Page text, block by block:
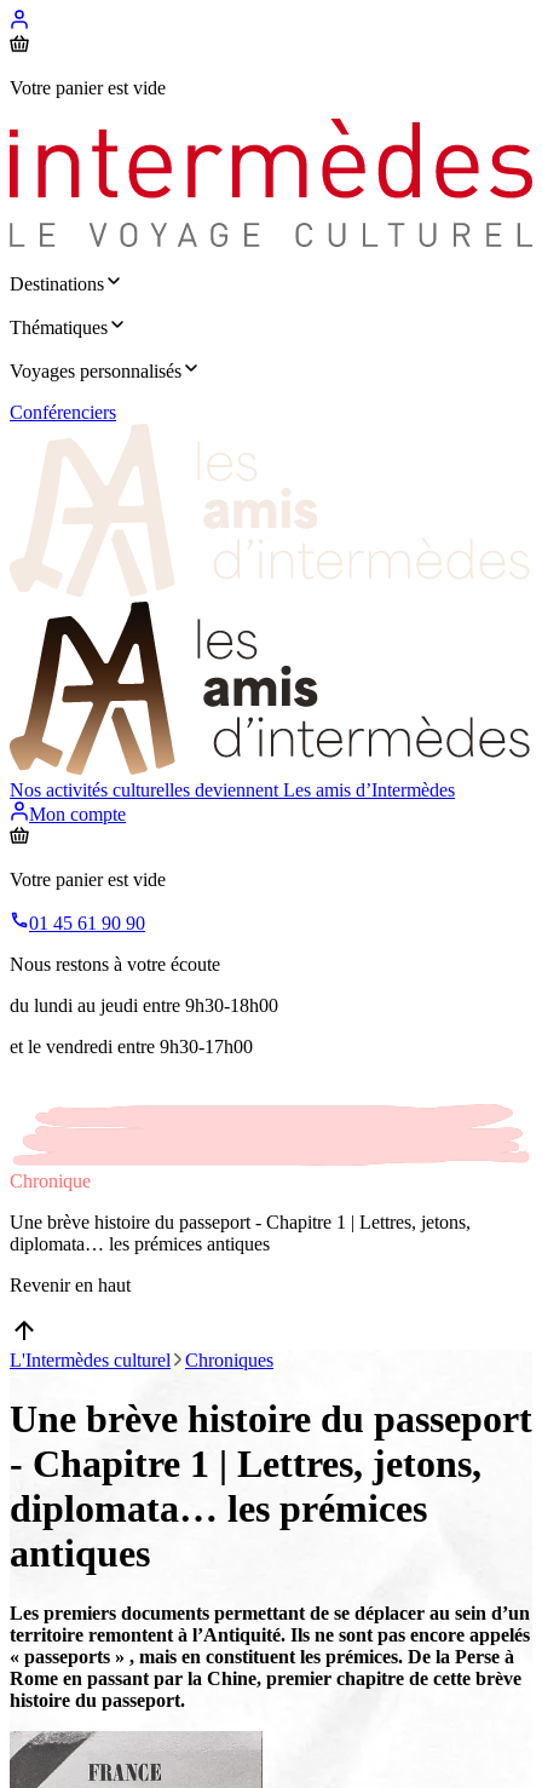
Votre panier est vide
Destinations
Thématiques
Voyages personnalisés
Conférenciers
Nos activités culturelles deviennent Les amis d’Intermèdes
Mon compte
Votre panier est vide
01 45 61 90 90
Nous restons à votre écoute
du lundi au jeudi entre 9h30-18h00
et le vendredi entre 9h30-17h00
Chronique
Une brève histoire du passeport - Chapitre 1 | Lettres, jetons,
diplomata… les prémices antiques
Revenir en haut
L'Intermèdes culturel Chroniques
Une brève histoire du passeport
- Chapitre 1 | Lettres, jetons,
diplomata… les prémices
antiques
Les premiers documents permettant de se déplacer au sein d’un
territoire remontent à l’Antiquité. Ils ne sont pas encore appelés
« passeports » , mais en constituent les prémices. De la Perse à
Rome en passant par la Chine, premier chapitre de cette brève
histoire du passeport.